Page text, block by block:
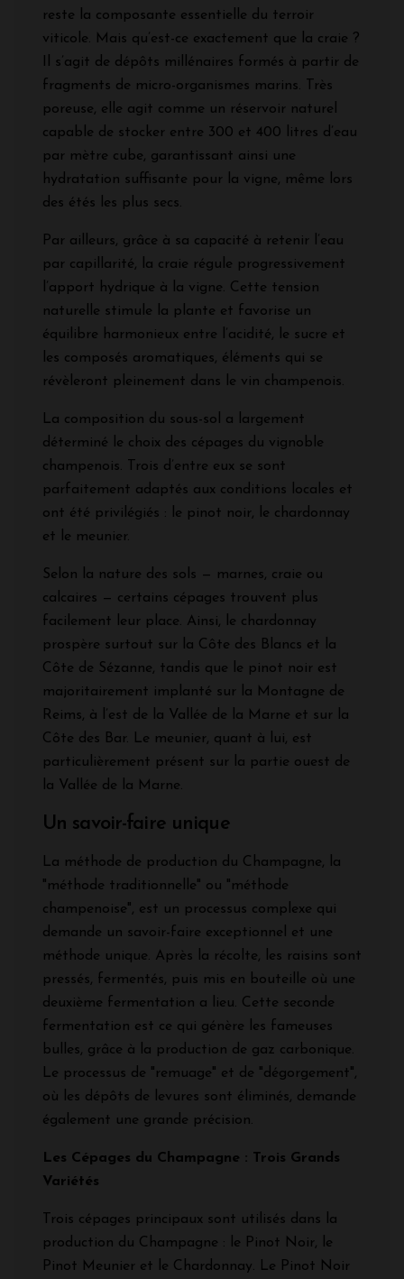
reste la composante essentielle du terroir
viticole. Mais qu’est-ce exactement que la craie ?
Il s’agit de dépôts millénaires formés à partir de
fragments de micro-organismes marins. Très
poreuse, elle agit comme un réservoir naturel
capable de stocker entre 300 et 400 litres d’eau
par mètre cube, garantissant ainsi une
hydratation suffisante pour la vigne, même lors
des étés les plus secs.
Par ailleurs, grâce à sa capacité à retenir l’eau
par capillarité, la craie régule progressivement
l’apport hydrique à la vigne. Cette tension
naturelle stimule la plante et favorise un
équilibre harmonieux entre l’acidité, le sucre et
les composés aromatiques, éléments qui se
révèleront pleinement dans le vin champenois.
La composition du sous-sol a largement
déterminé le choix des cépages du vignoble
champenois. Trois d’entre eux se sont
parfaitement adaptés aux conditions locales et
ont été privilégiés : le pinot noir, le chardonnay
et le meunier.
Selon la nature des sols — marnes, craie ou
calcaires — certains cépages trouvent plus
facilement leur place. Ainsi, le chardonnay
prospère surtout sur la Côte des Blancs et la
Côte de Sézanne, tandis que le pinot noir est
majoritairement implanté sur la Montagne de
Reims, à l’est de la Vallée de la Marne et sur la
Côte des Bar. Le meunier, quant à lui, est
particulièrement présent sur la partie ouest de
la Vallée de la Marne.
Un savoir-faire unique
La méthode de production du Champagne, la
"méthode traditionnelle" ou "méthode
champenoise", est un processus complexe qui
demande un savoir-faire exceptionnel et une
méthode unique. Après la récolte, les raisins sont
pressés, fermentés, puis mis en bouteille où une
deuxième fermentation a lieu. Cette seconde
fermentation est ce qui génère les fameuses
bulles, grâce à la production de gaz carbonique.
Le processus de "remuage" et de "dégorgement",
où les dépôts de levures sont éliminés, demande
également une grande précision.
Les Cépages du Champagne : Trois Grands
Variétés
Trois cépages principaux sont utilisés dans la
production du Champagne : le Pinot Noir, le
Pinot Meunier et le Chardonnay. Le Pinot Noir